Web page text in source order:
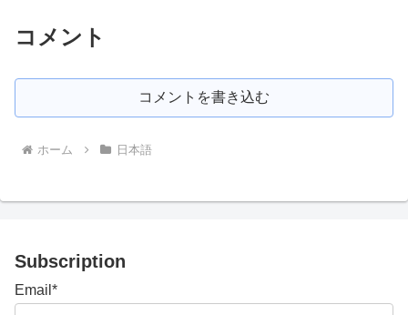
コメント
コメントを書き込む
ホーム 日本語
Subscription
Email*